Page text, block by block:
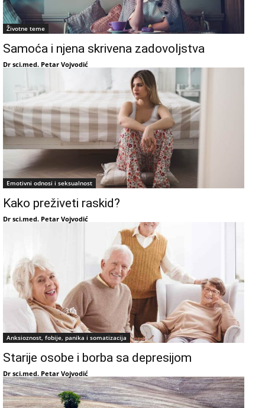
Životne teme
Samoća i njena skrivena zadovoljstva
Dr sci.med. Petar Vojvodić
Emotivni odnosi i seksualnost
Kako preživeti raskid?
Dr sci.med. Petar Vojvodić
Anksioznost, fobije, panika i somatizacija
Starije osobe i borba sa depresijom
Dr sci.med. Petar Vojvodić